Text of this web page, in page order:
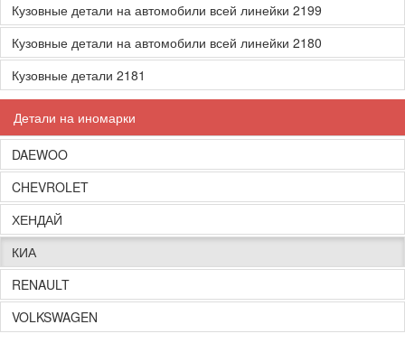
Кузовные детали на автомобили всей линейки 2199
Кузовные детали на автомобили всей линейки 2180
Кузовные детали 2181
Детали на иномарки
DAEWOO
CHEVROLET
ХЕНДАЙ
КИА
RENAULT
VOLKSWAGEN